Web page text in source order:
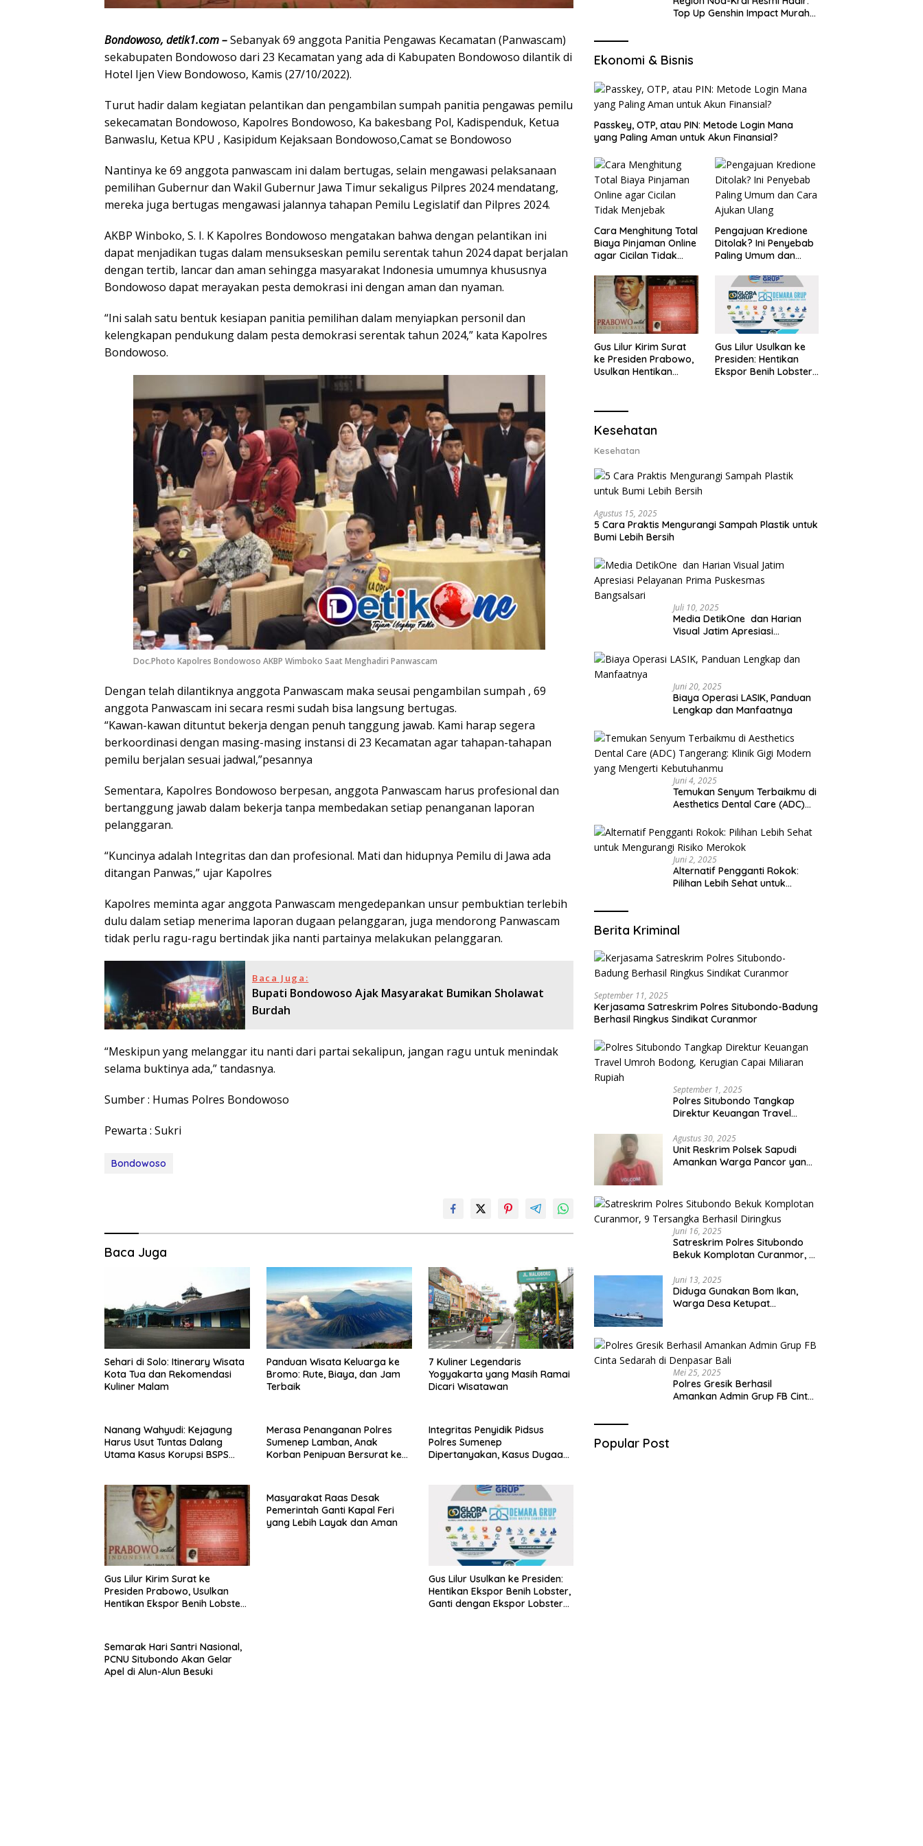
Bondowoso, detik1.com –Sebanyak 69 anggota Panitia Pengawas Kecamatan (Panwascam)
sekabupaten Bondowoso dari 23 Kecamatan yang ada di Kabupaten Bondowoso dilantik di
Hotel Ijen View Bondowoso, Kamis (27/10/2022).
Turut hadir dalam kegiatan pelantikan dan pengambilan sumpah panitia pengawas pemilu
sekecamatan Bondowoso, Kapolres Bondowoso, Ka bakesbang Pol, Kadispenduk, Ketua
Banwaslu, Ketua KPU , Kasipidum Kejaksaan Bondowoso,Camat se Bondowoso
Nantinya ke 69 anggota panwascam ini dalam bertugas, selain mengawasi pelaksanaan
pemilihan Gubernur dan Wakil Gubernur Jawa Timur sekaligus Pilpres 2024 mendatang,
mereka juga bertugas mengawasi jalannya tahapan Pemilu Legislatif dan Pilpres 2024.
AKBP Winboko, S. I. K Kapolres Bondowoso mengatakan bahwa dengan pelantikan ini
dapat menjadikan tugas dalam mensukseskan pemilu serentak tahun 2024 dapat berjalan
dengan tertib, lancar dan aman sehingga masyarakat Indonesia umumnya khususnya
Bondowoso dapat merayakan pesta demokrasi ini dengan aman dan nyaman.
“Ini salah satu bentuk kesiapan panitia pemilihan dalam menyiapkan personil dan
kelengkapan pendukung dalam pesta demokrasi serentak tahun 2024,” kata Kapolres
Bondowoso.
Doc.Photo Kapolres Bondowoso AKBP Wimboko Saat Menghadiri Panwascam
Dengan telah dilantiknya anggota Panwascam maka seusai pengambilan sumpah , 69
anggota Panwascam ini secara resmi sudah bisa langsung bertugas.
“Kawan-kawan dituntut bekerja dengan penuh tanggung jawab. Kami harap segera
berkoordinasi dengan masing-masing instansi di 23 Kecamatan agar tahapan-tahapan
pemilu berjalan sesuai jadwal,”pesannya
Sementara, Kapolres Bondowoso berpesan, anggota Panwascam harus profesional dan
bertanggung jawab dalam bekerja tanpa membedakan setiap penanganan laporan
pelanggaran.
“Kuncinya adalah Integritas dan dan profesional. Mati dan hidupnya Pemilu di Jawa ada
ditangan Panwas,” ujar Kapolres
Kapolres meminta agar anggota Panwascam mengedepankan unsur pembuktian terlebih
dulu dalam setiap menerima laporan dugaan pelanggaran, juga mendorong Panwascam
tidak perlu ragu-ragu bertindak jika nanti partainya melakukan pelanggaran.
Baca Juga:
Bupati Bondowoso Ajak Masyarakat Bumikan Sholawat
Burdah
“Meskipun yang melanggar itu nanti dari partai sekalipun, jangan ragu untuk menindak
selama buktinya ada,” tandasnya.
Sumber : Humas Polres Bondowoso
Pewarta : Sukri
Bondowoso
Baca Juga
Sehari di Solo: Itinerary Wisata
Kota Tua dan Rekomendasi
Kuliner Malam
Panduan Wisata Keluarga ke
Bromo: Rute, Biaya, dan Jam
Terbaik
7 Kuliner Legendaris
Yogyakarta yang Masih Ramai
Dicari Wisatawan
Nanang Wahyudi: Kejagung
Harus Usut Tuntas Dalang
Utama Kasus Korupsi BSPS
Merasa Penanganan Polres
Sumenep Lamban, Anak
Korban Penipuan Bersurat ke
Integritas Penyidik Pidsus
Polres Sumenep
Dipertanyakan, Kasus Dugaan
Gus Lilur Kirim Surat ke
Presiden Prabowo, Usulkan
Hentikan Ekspor Benih Lobster
Masyarakat Raas Desak
Pemerintah Ganti Kapal Feri
yang Lebih Layak dan Aman
Gus Lilur Usulkan ke Presiden:
Hentikan Ekspor Benih Lobster,
Ganti dengan Ekspor Lobster
Semarak Hari Santri Nasional,
PCNU Situbondo Akan Gelar
Apel di Alun-Alun Besuki
Top Up Genshin Impact Murah
Ekonomi & Bisnis
Passkey, OTP, atau PIN: Metode Login Mana
yang Paling Aman untuk Akun Finansial?
Cara Menghitung Total
Biaya Pinjaman Online
agar Cicilan Tidak
Pengajuan Kredione
Ditolak? Ini Penyebab
Paling Umum dan
Gus Lilur Kirim Surat
ke Presiden Prabowo,
Usulkan Hentikan
Lobster 50 Gram
Gus Lilur Usulkan ke
Presiden: Hentikan
Ekspor Benih Lobster,
Kesehatan
Kesehatan
Agustus 15, 2025
5 Cara Praktis Mengurangi Sampah Plastik untuk
Bumi Lebih Bersih
Juli 10, 2025
Media DetikOne dan Harian
Visual Jatim Apresiasi
Bangsalsari
Juni 20, 2025
Biaya Operasi LASIK, Panduan
Lengkap dan Manfaatnya
Juni 4, 2025
Temukan Senyum Terbaikmu di
Aesthetics Dental Care (ADC)
yang Mengerti Kebutuhanmu
Juni 2, 2025
Alternatif Pengganti Rokok:
Pilihan Lebih Sehat untuk
Berita Kriminal
September 11, 2025
Kerjasama Satreskrim Polres Situbondo-Badung
Berhasil Ringkus Sindikat Curanmor
September 1, 2025
Polres Situbondo Tangkap
Direktur Keuangan Travel
Capai Miliaran Rupiah
Agustus 30, 2025
Unit Reskrim Polsek Sapudi
Amankan Warga Pancor yang
Juni 16, 2025
Satreskrim Polres Situbondo
Bekuk Komplotan Curanmor, 9
Juni 13, 2025
Diduga Gunakan Bom Ikan,
Warga Desa Ketupat
Mei 25, 2025
Polres Gresik Berhasil
Amankan Admin Grup FB Cinta
Popular Post